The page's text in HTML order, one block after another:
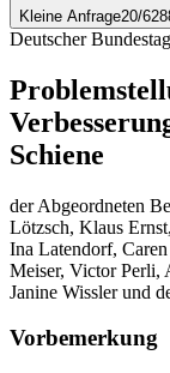
Kleine Anfrage20/
Deutscher Bundestag
Schiene
der Abgeordneten
Lötzsch, Klaus
Ina Latendorf,
Meiser, Victor Perli,
Janine Wissler und
Vorbemerkung